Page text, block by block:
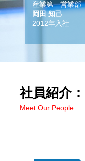
産業第一営業部
2012年入社
社員紹介：
Meet Our People